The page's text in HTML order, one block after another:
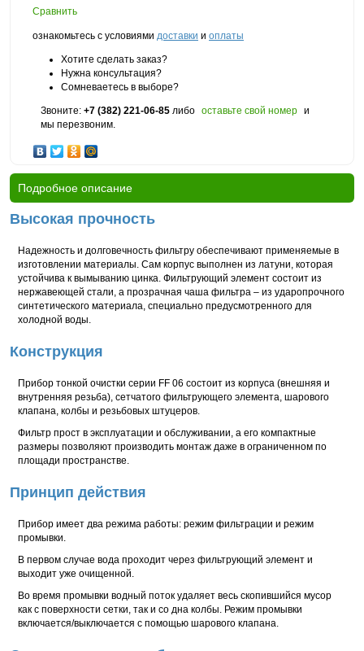
Сравнить
ознакомьтесь с условиями доставки и оплаты
Хотите сделать заказ?
Нужна консультация?
Сомневаетесь в выборе?
Звоните: +7 (382) 221-06-85 либо оставьте свой номер и
мы перезвоним.
Подробное описание
Высокая прочность
Надежность и долговечность фильтру обеспечивают применяемые в
изготовлении материалы. Сам корпус выполнен из латуни, которая
устойчива к вымыванию цинка. Фильтрующий элемент состоит из
нержавеющей стали, а прозрачная чаша фильтра – из ударопрочного
синтетического материала, специально предусмотренного для
холодной воды.
Конструкция
Прибор тонкой очистки серии FF 06 состоит из корпуса (внешняя и
внутренняя резьба), сетчатого фильтрующего элемента, шарового
клапана, колбы и резьбовых штуцеров.
Фильтр прост в эксплуатации и обслуживании, а его компактные
размеры позволяют производить монтаж даже в ограниченном по
площади пространстве.
Принцип действия
Прибор имеет два режима работы: режим фильтрации и режим
промывки.
В первом случае вода проходит через фильтрующий элемент и
выходит уже очищенной.
Во время промывки водный поток удаляет весь скопившийся мусор
как с поверхности сетки, так и со дна колбы. Режим промывки
включается/выключается с помощью шарового клапана.